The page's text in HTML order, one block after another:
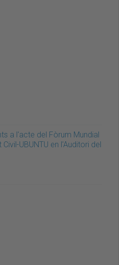
a l'acte del Fòrum Mundial
UBUNTU en l'Auditori del